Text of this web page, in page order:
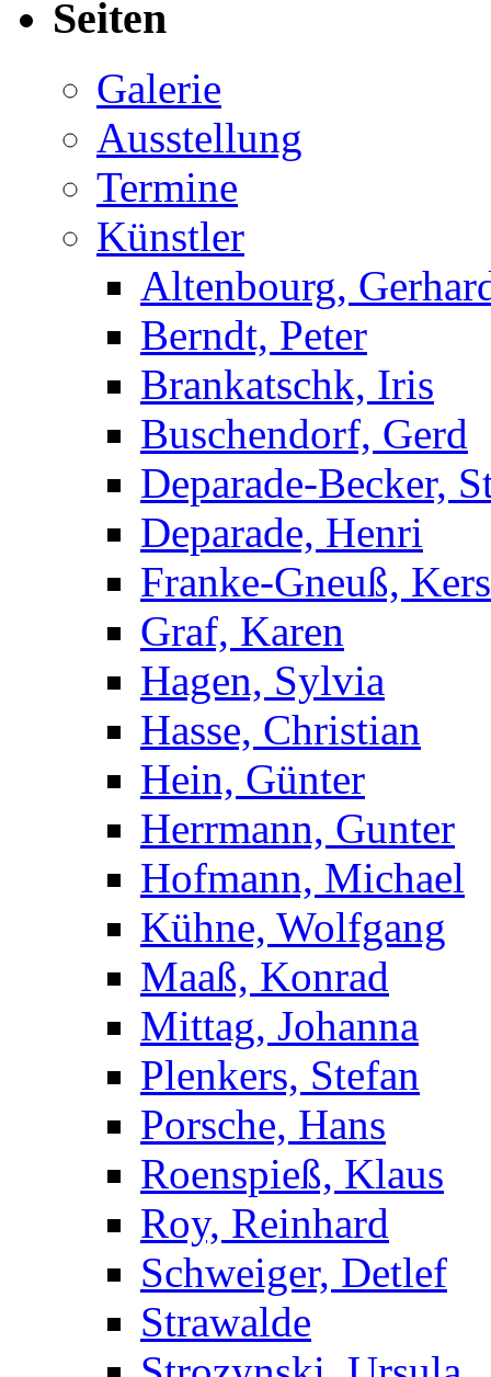
Seiten
Galerie
Ausstellung
Termine
Künstler
Altenbourg,
Berndt, Peter
Brankatschk, Iris
Buschendorf, Gerd
Deparade-Becker,
Deparade, Henri
Franke-Gneuß,
Graf, Karen
Hagen, Sylvia
Hasse, Christian
Hein, Günter
Herrmann, Gunter
Hofmann, Michael
Kühne, Wolfgang
Maaß, Konrad
Mittag, Johanna
Plenkers, Stefan
Porsche, Hans
Roenspieß, Klaus
Roy, Reinhard
Schweiger, Detlef
Strawalde